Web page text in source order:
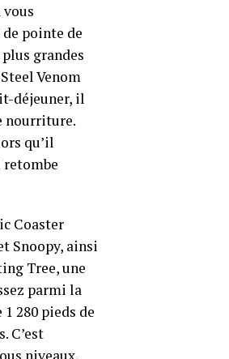
pointe de
grandes
Venom
déjeuner, il
nourriture.
qu’il
retombe
Coaster
Snoopy, ainsi
Tree, une
parmi la
280 pieds de
C’est